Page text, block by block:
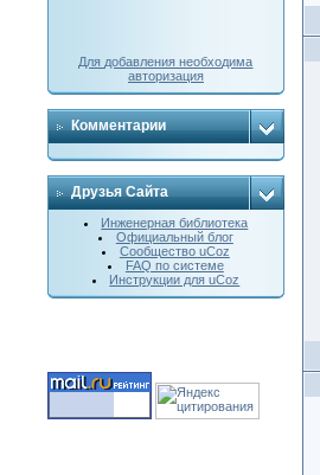
Для добавления необходима
авторизация
Комментарии
Друзья Сайта
Инженерная библиотека
Официальный блог
Сообщество uCoz
FAQ по системе
Инструкции для uCoz